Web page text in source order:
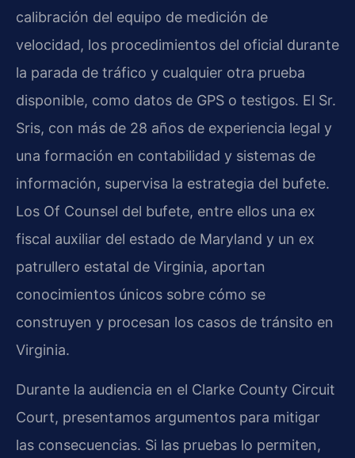
calibración del equipo de medición de
velocidad, los procedimientos del oficial durante
la parada de tráfico y cualquier otra prueba
disponible, como datos de GPS o testigos. El Sr.
Sris, con más de 28 años de experiencia legal y
una formación en contabilidad y sistemas de
información, supervisa la estrategia del bufete.
Los Of Counsel del bufete, entre ellos una ex
fiscal auxiliar del estado de Maryland y un ex
patrullero estatal de Virginia, aportan
conocimientos únicos sobre cómo se
construyen y procesan los casos de tránsito en
Virginia.
Durante la audiencia en el Clarke County Circuit
Court, presentamos argumentos para mitigar
las consecuencias. Si las pruebas lo permiten,